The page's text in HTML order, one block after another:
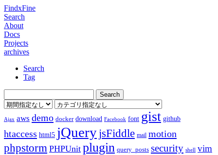
FindxFine
Search
About
Docs
Projects
archives
Search
Tag
Ajax aws demo docker download Facebook font gist github
htaccess html5 jQuery jsFiddle mail motion
phpstorm PHPUnit plugin query_posts security shell vim